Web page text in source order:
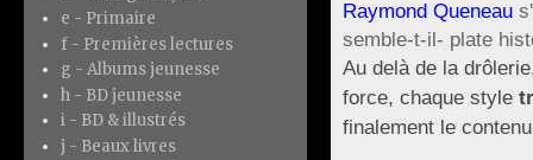
Raymond Queneau
semble-t-il- plate
Au delà de la
force, chaque style
finalement le
e - Primaire
f - Premières lectures
g - Albums jeunesse
h - BD jeunesse
i - BD & illustrés
j - Beaux livres